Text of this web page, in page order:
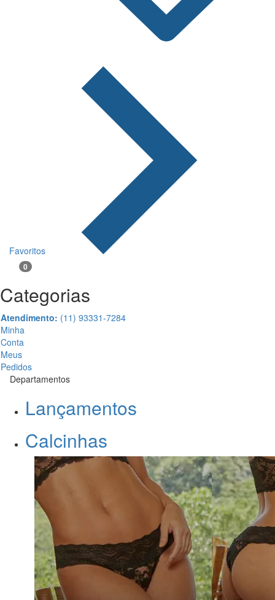
Favoritos
0
Categorias
Atendimento: (11) 93331-7284
Minha
Conta
Meus
Pedidos
Departamentos
Lançamentos
Calcinhas